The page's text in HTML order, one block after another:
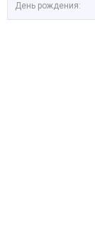
День рождения: